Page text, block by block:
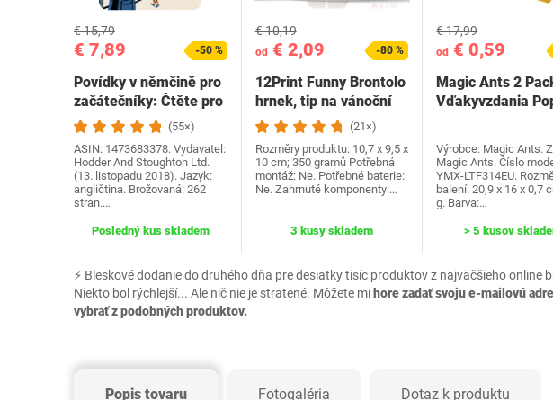
⚡ Bleskové dodanie do druhého dňa pre desiatky tisíc produktov z najväčšieho
Niekto bol rýchlejší... Ale nič nie je stratené. Môžete mihore zadať svoju e-mailovú
vybrať z podobných produktov.
€ 7,89
€ 15,79
-50 %
Povídky v němčině pro
začátečníky: Čtěte pro
radost na své…(55×)
ASIN: 1473683378. Vydavatel:
Hodder And Stoughton Ltd.
(13. listopadu 2018). Jazyk:
angličtina. Brožovaná: 262
stran.…
Posledný kus skladem
od€ 2,09
€ 10,19
-80 %
12Print Funny Brontolo
hrnek, tip na vánoční
dárek a…
(21×)
Rozměry produktu: 10,7 x 9,5 x
10 cm; 350 gramů Potřebná
montáž: Ne. Potřebné baterie:
Ne. Zahrnuté komponenty:…
3 kusy skladem
od € 0,59
€ 17,99
Magic Ants 2
Vďakyvzdania
Výrobce: Magic Ants.
Magic Ants. Číslo
YMX-LTF314EU.
balení: 20,9 x 16 x 0,7
g. Barva:…
> 5 kusov
Popis tovaru Fotogaléria Dotaz k produktu